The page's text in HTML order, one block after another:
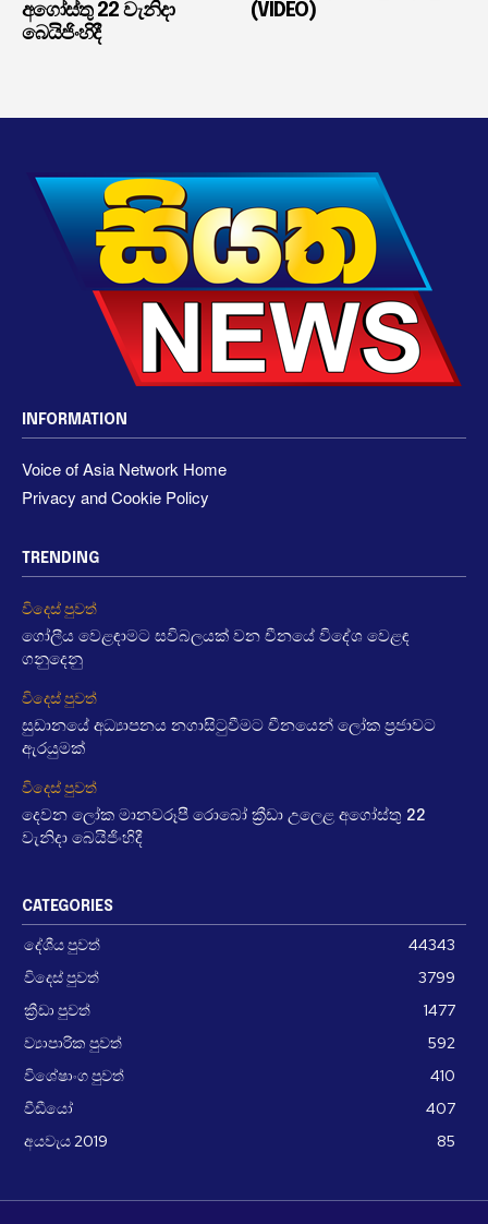
අගෝස්තු 22 වැනිදා
බෙයිජිංහිදී
(VIDEO)
INFORMATION
Voice of Asia Network Home
Privacy and Cookie Policy
TRENDING
විදෙස් පුවත්
ගෝලීය වෙළඳාමට සවිබලයක් වන චීනයේ විදේශ වෙළඳ
ගනුදෙනු
විදෙස් පුවත්
සුඩානයේ අධ්‍යාපනය නගාසිටුවීමට චීනයෙන් ලෝක ප්‍රජාවට
ඇරයුමක්
විදෙස් පුවත්
දෙවන ලෝක මානවරූපී රොබෝ ක්‍රීඩා උලෙළ අගෝස්තු 22
වැනිදා බෙයිජිංහිදී
CATEGORIES
දේශීය පුවත්
44343
විදෙස් පුවත්
3799
ක්‍රීඩා පුවත්
1477
ව්‍යාපාරික පුවත්
592
විශේෂාංග පුවත්
410
වීඩීයෝ
407
අයවැය 2019
85